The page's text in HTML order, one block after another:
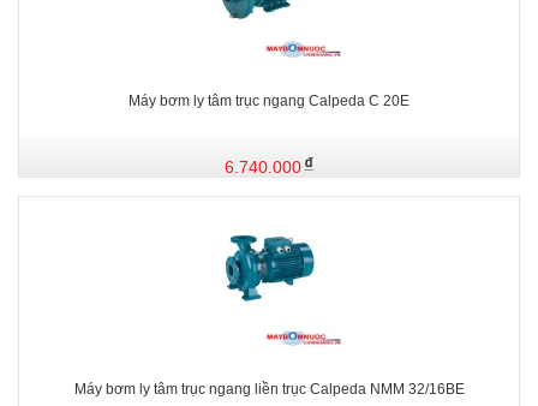
Máy bơm ly tâm trục ngang Calpeda C 20E
6.740.000
Máy bơm ly tâm trục ngang liền trục Calpeda NMM 32/16BE